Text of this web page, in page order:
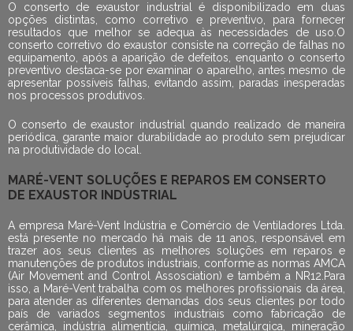
O conserto de exaustor industrialé disponibilizado em duas
opções distintas, como corretivo e preventivo, para fornecer
resultados que melhor se adequa às necessidades de uso.O
conserto corretivo do exaustor consiste na correção de falhas no
equipamento, após a aparição de defeitos, enquanto o conserto
preventivo destaca-se por examinar o aparelho, antes mesmo de
apresentar possíveis falhas, evitando assim, paradas inesperadas
nos processos produtivos.
O conserto de exaustor industrialquando realizado de maneira
periódica, garante maior durabilidade ao produto sem prejudicar
na produtividade do local.
MARÉ-VENT SOLUÇÕES E REPAROS EM CONSERTO
DE EXAUSTOR INDUSTRIAL
A empresa Maré-Vent Indústria e Comércio de Ventiladores Ltda.
está presente no mercado há mais de 11 anos, responsável em
trazer aos seus clientes as melhores soluções em reparos e
manutenções de produtos industriais, conforme as normas AMCA
(Air Movement and Control Assosciation) e também a NR12.Para
isso, a Maré-Vent trabalha com os melhores profissionais da área,
para atender as diferentes demandas dos seus clientes por todo
país de variados segmentos industriais como fabricação de
cerâmica, indústria alimentícia, química, metalúrgica, mineração